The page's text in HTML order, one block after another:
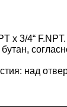
x 3/4“ F.NPT.
над